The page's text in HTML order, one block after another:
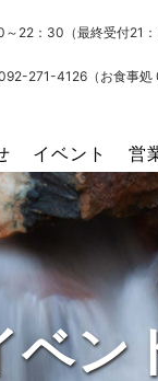
：30（最終受付21
092-271-4126（お食事
イベント 営
ベン